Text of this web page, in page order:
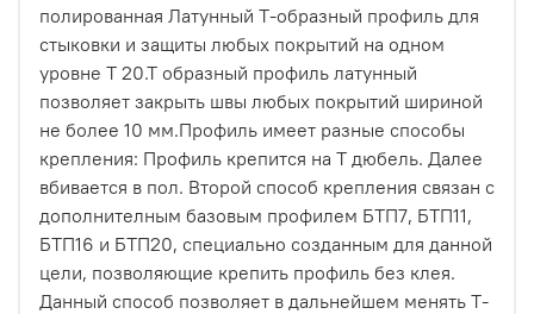
полированная Латунный Т-образный профиль для
стыковки и защиты любых покрытий на одном
уровне Т 20.Т образный профиль латунный
позволяет закрыть швы любых покрытий шириной
не более 10 мм.Профиль имеет разные способы
крепления: Профиль крепится на Т дюбель. Далее
вбивается в пол. Второй способ крепления связан с
дополнителным базовым профилем БТП7, БТП11,
БТП16 и БТП20, специально созданным для данной
цели, позволяющие крепить профиль без клея.
Данный способ позволяет в дальнейшем менять Т-